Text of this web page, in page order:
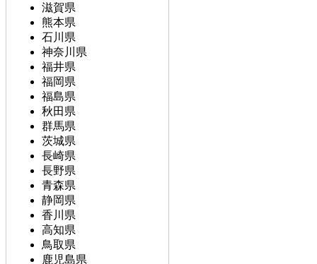
滋賀県
熊本県
石川県
神奈川県
福井県
福岡県
福島県
秋田県
群馬県
茨城県
長崎県
長野県
青森県
静岡県
香川県
高知県
鳥取県
鹿児島県